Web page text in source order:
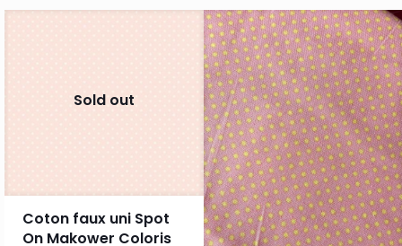
Sold out
Coton faux uni Spot
On Makower Coloris